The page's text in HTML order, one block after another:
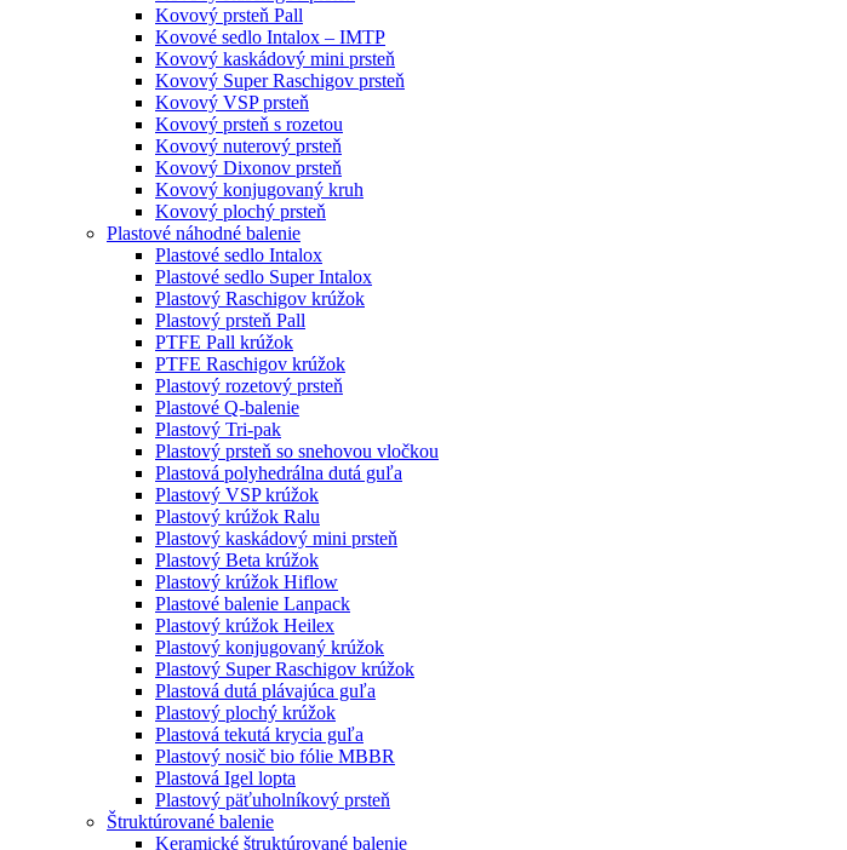
Kovový prsteň Pall
Kovové sedlo Intalox – IMTP
Kovový kaskádový mini prsteň
Kovový Super Raschigov prsteň
Kovový VSP prsteň
Kovový prsteň s rozetou
Kovový nuterový prsteň
Kovový Dixonov prsteň
Kovový konjugovaný kruh
Kovový plochý prsteň
Plastové náhodné balenie
Plastové sedlo Intalox
Plastové sedlo Super Intalox
Plastový Raschigov krúžok
Plastový prsteň Pall
PTFE Pall krúžok
PTFE Raschigov krúžok
Plastový rozetový prsteň
Plastové Q-balenie
Plastový Tri-pak
Plastový prsteň so snehovou vločkou
Plastová polyhedrálna dutá guľa
Plastový VSP krúžok
Plastový krúžok Ralu
Plastový kaskádový mini prsteň
Plastový Beta krúžok
Plastový krúžok Hiflow
Plastové balenie Lanpack
Plastový krúžok Heilex
Plastový konjugovaný krúžok
Plastový Super Raschigov krúžok
Plastová dutá plávajúca guľa
Plastový plochý krúžok
Plastová tekutá krycia guľa
Plastový nosič bio fólie MBBR
Plastová Igel lopta
Plastový päťuholníkový prsteň
Štruktúrované balenie
Keramické štruktúrované balenie